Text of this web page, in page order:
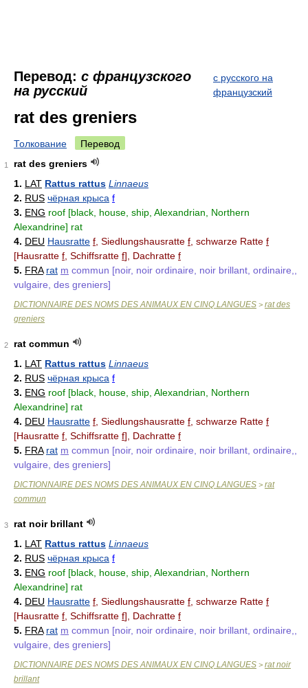
Перевод: с французского
на русский
с русского на
французский
rat des greniers
Толкование Перевод
1
rat des greniers
1. LAT Rattus rattus Linnaeus
2. RUS чёрная крыса f
3. ENG roof [black, house, ship, Alexandrian, Northern
Alexandrine] rat
4. DEU Hausratte f , Siedlungshausratte f , schwarze Ratte f
[Hausratte f , Schiffsratte f], Dachratte f
5. FRA rat m commun [noir, noir ordinaire, noir brillant, ordinaire,,
vulgaire, des greniers]
DICTIONNAIRE DES NOMS DES ANIMAUX EN CINQ LANGUES > rat des
greniers
2
rat commun
1. LAT Rattus rattus Linnaeus
2. RUS чёрная крыса f
3. ENG roof [black, house, ship, Alexandrian, Northern
Alexandrine] rat
4. DEU Hausratte f , Siedlungshausratte f , schwarze Ratte f
[Hausratte f , Schiffsratte f], Dachratte f
5. FRA rat m commun [noir, noir ordinaire, noir brillant, ordinaire,,
vulgaire, des greniers]
DICTIONNAIRE DES NOMS DES ANIMAUX EN CINQ LANGUES > rat
commun
3
rat noir brillant
1. LAT Rattus rattus Linnaeus
2. RUS чёрная крыса f
3. ENG roof [black, house, ship, Alexandrian, Northern
Alexandrine] rat
4. DEU Hausratte f , Siedlungshausratte f , schwarze Ratte f
[Hausratte f , Schiffsratte f], Dachratte f
5. FRA rat m commun [noir, noir ordinaire, noir brillant, ordinaire,,
vulgaire, des greniers]
DICTIONNAIRE DES NOMS DES ANIMAUX EN CINQ LANGUES > rat noir
brillant